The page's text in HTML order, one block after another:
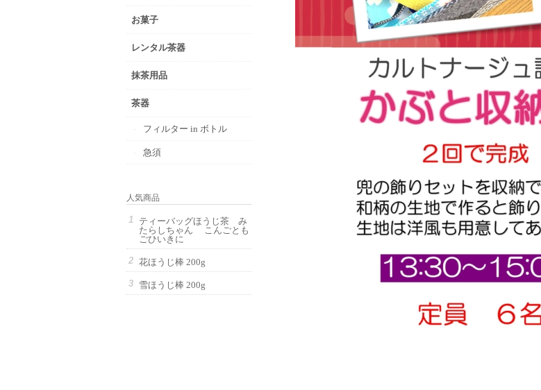
お菓子
レンタル茶器
抹茶用品
茶器
フィルター in ボトル
急須
人気商品
ティーバッグほうじ茶 み
たらしちゃん こんごとも
ごひいきに
花ほうじ棒 200g
雪ほうじ棒 200g